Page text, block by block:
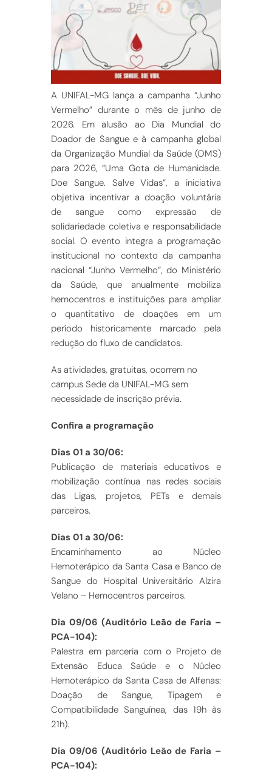
A UNIFAL-MG lança a campanha “Junho
Vermelho” durante o mês de junho de
2026. Em alusão ao Dia Mundial do
Doador de Sangue e à campanha global
da Organização Mundial da Saúde (OMS)
para 2026, “Uma Gota de Humanidade.
Doe Sangue. Salve Vidas”, a iniciativa
objetiva incentivar a doação voluntária
de sangue como expressão de
solidariedade coletiva e responsabilidade
social. O evento integra a programação
institucional no contexto da campanha
nacional “Junho Vermelho”, do Ministério
da Saúde, que anualmente mobiliza
hemocentros e instituições para ampliar
o quantitativo de doações em um
período historicamente marcado pela
redução do fluxo de candidatos.
As atividades, gratuitas, ocorrem no
campus Sede da UNIFAL-MG sem
necessidade de inscrição prévia.
Confira a programação
Dias 01 a 30/06:
Publicação de materiais educativos e
mobilização contínua nas redes sociais
das Ligas, projetos, PETs e demais
parceiros.
Dias 01 a 30/06:
Encaminhamento ao Núcleo
Hemoterápico da Santa Casa e Banco de
Sangue do Hospital Universitário Alzira
Velano – Hemocentros parceiros.
Dia 09/06 (Auditório Leão de Faria –
PCA-104):
Palestra em parceria com o Projeto de
Extensão Educa Saúde e o Núcleo
Hemoterápico da Santa Casa de Alfenas:
Doação de Sangue, Tipagem e
Compatibilidade Sanguínea, das 19h às
21h).
Dia 09/06 (Auditório Leão de Faria –
PCA-104):